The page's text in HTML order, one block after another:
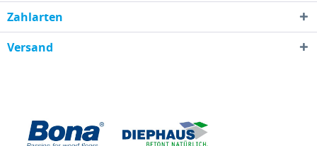
Zahlarten
Versand